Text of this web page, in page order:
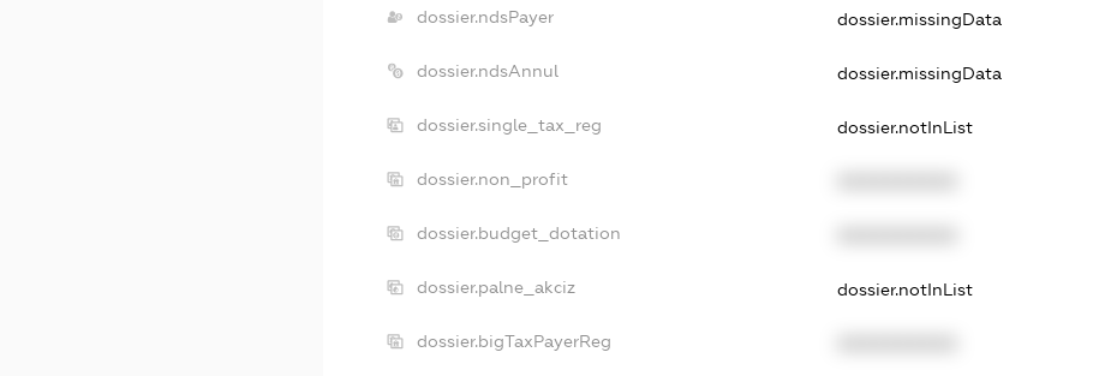
dossier.ndsPayer dossier.missingData
dossier.ndsAnnul dossier.missingData
dossier.single_tax_reg dossier.notInList
dossier.non_profit
dossier.budget_dotation
dossier.palne_akciz dossier.notInList
dossier.bigTaxPayerReg